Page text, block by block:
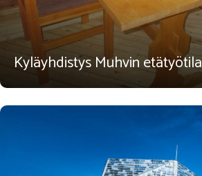
Kyläyhdistys Muhvin etätyötila